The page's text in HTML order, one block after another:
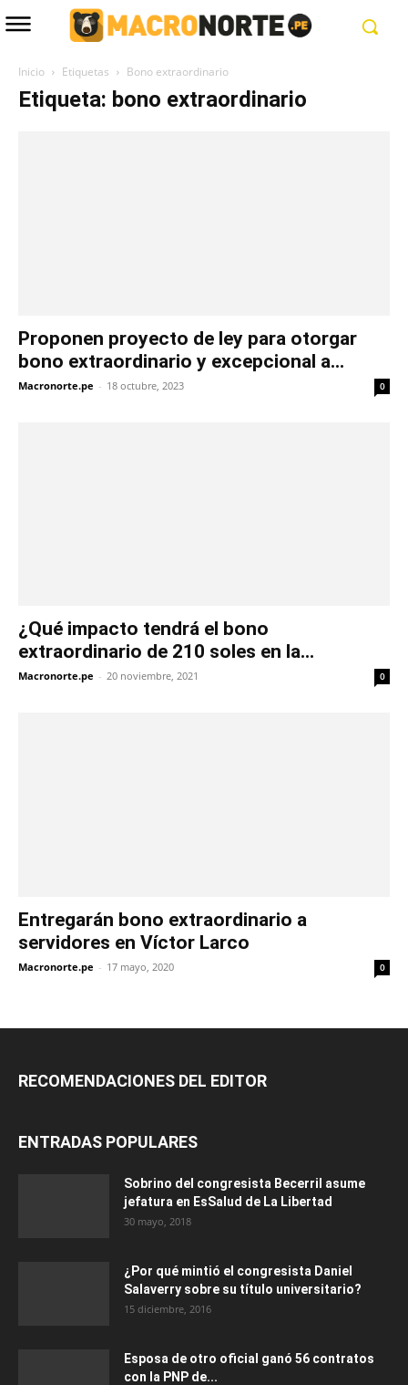
Inicio Etiquetas Bono extraordinario
Etiqueta: bono extraordinario
Proponen proyecto de ley para otorgar
bono extraordinario y excepcional a...
Macronorte.pe - 18 octubre, 2023 0
¿Qué impacto tendrá el bono
extraordinario de 210 soles en la...
Macronorte.pe - 20 noviembre, 2021 0
Entregarán bono extraordinario a
servidores en Víctor Larco
Macronorte.pe - 17 mayo, 2020 0
RECOMENDACIONES DEL EDITOR
ENTRADAS POPULARES
Sobrino del congresista Becerril asume
jefatura en EsSalud de La Libertad
30 mayo, 2018
¿Por qué mintió el congresista Daniel
Salaverry sobre su título universitario?
15 diciembre, 2016
Esposa de otro oficial ganó 56 contratos
con la PNP de...